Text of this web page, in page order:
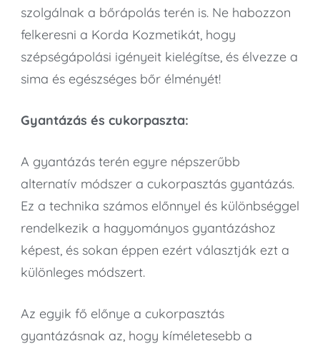
szolgálnak a bőrápolás terén is. Ne habozzon
felkeresni a Korda Kozmetikát, hogy
szépségápolási igényeit kielégítse, és élvezze a
sima és egészséges bőr élményét!
Gyantázás és cukorpaszta:
A gyantázás terén egyre népszerűbb
alternatív módszer a cukorpasztás gyantázás.
Ez a technika számos előnnyel és különbséggel
rendelkezik a hagyományos gyantázáshoz
képest, és sokan éppen ezért választják ezt a
különleges módszert.
Az egyik fő előnye a cukorpasztás
gyantázásnak az, hogy kíméletesebb a